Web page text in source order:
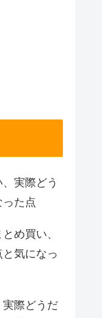
実際どう
た点
め買い、
気になっ
実際どうだ